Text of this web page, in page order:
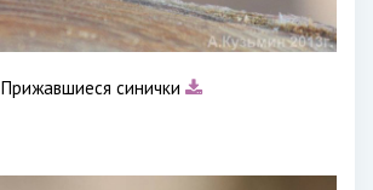
Прижавшиеся синички